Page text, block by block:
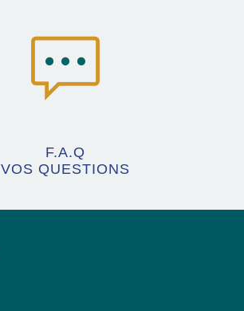
F.A.Q
VOS QUESTIONS